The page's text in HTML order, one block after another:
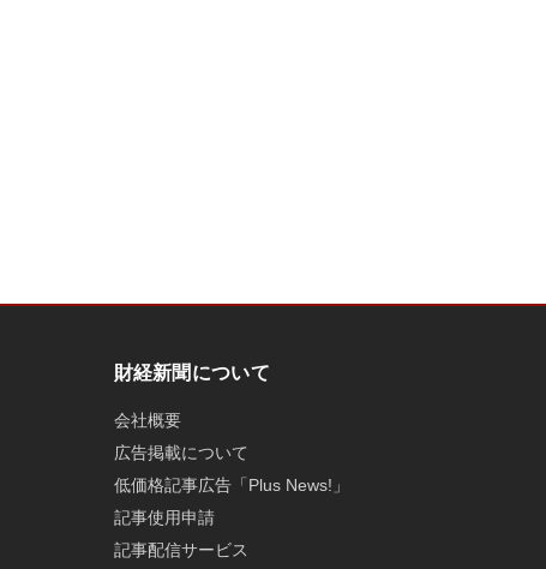
財経新聞について
会社概要
広告掲載について
低価格記事広告「Plus News!」
記事使用申請
記事配信サービス